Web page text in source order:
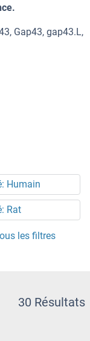
Gap43, gap43.L,
Humain
Rat
les filtres
30 Résultats